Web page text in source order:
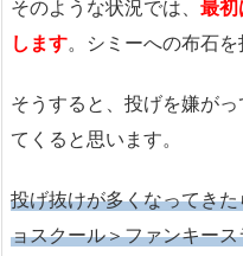
そのような状況では、 最初
します。シミーへの布石を
そうすると、投げを嫌が
てくると思います。
投げ抜けが多くなってき
ョスクール＞ファンキー